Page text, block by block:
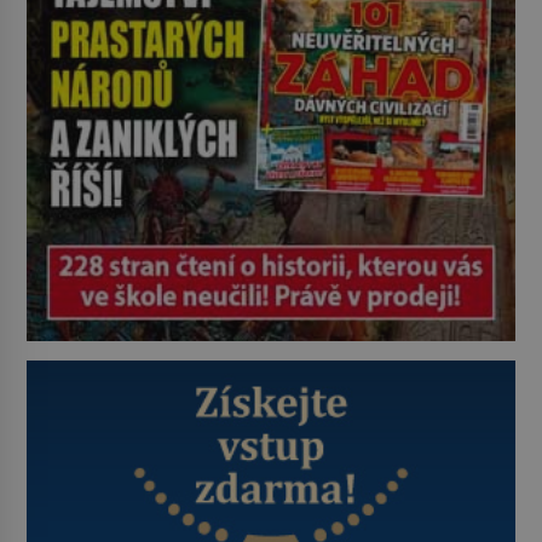
historie jen otřela. Jenže […]